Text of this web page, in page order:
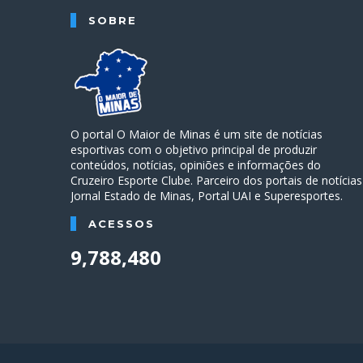
SOBRE
O portal O Maior de Minas é um site de notícias
esportivas com o objetivo principal de produzir
conteúdos, notícias, opiniões e informações do
Cruzeiro Esporte Clube. Parceiro dos portais de notícias
Jornal Estado de Minas, Portal UAI e Superesportes.
ACESSOS
9,788,480